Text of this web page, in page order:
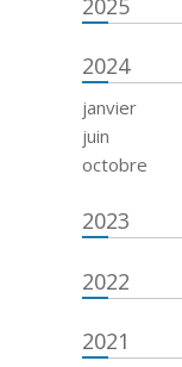
2024
janvier
juin
octobre
2023
2022
2021